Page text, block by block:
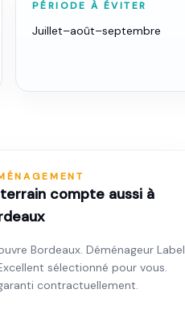
PÉRIODE À ÉVITER
Juillet–août–septembre
compte aussi à
Bordeaux. Déménageur Label
sélectionné pour vous.
contractuellement.